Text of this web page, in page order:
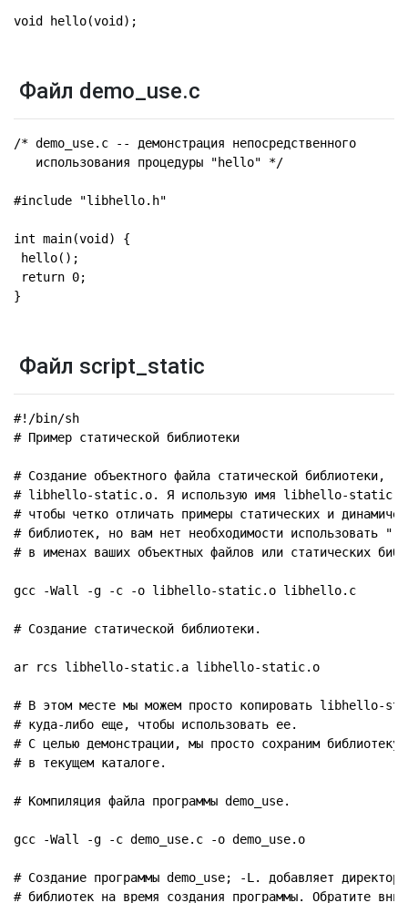
void hello(void);
Файл demo_use.c
/* demo_use.c -- демонстрация непосредственного
   использования процедуры "hello" */
#include "libhello.h"
int main(void) {
hello();
return 0;
}
Файл script_static
#!/bin/sh
# Пример статической библиотеки
# Создание объектного файла статической библиотеки,
# libhello-static.o. Я использую имя libhello-static,
# чтобы четко отличать примеры статических и
# библиотек, но вам нет необходимости использовать
# в именах ваших объектных файлов или статических
gcc -Wall -g -c -o libhello-static.o libhello.c
# Создание статической библиотеки.
ar rcs libhello-static.a libhello-static.o
# В этом месте мы можем просто копировать libhello-
# куда-либо еще, чтобы использовать ее.
# С целью демонстрации, мы просто сохраним библиотеку
# в текущем каталоге.
# Компиляция файла программы demo_use.
gcc -Wall -g -c demo_use.c -o demo_use.o
# Создание программы demo_use; -L. добавляет
# библиотек на время создания программы. Обратите